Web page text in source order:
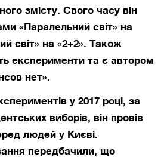
змісту. Свого часу він
«Паралельний світ» на
світ» на «2+2». Також
експерименти та є автором
нет».
у 2017 році, за
виборів, він провів
людей у Києві.
передбачили, що